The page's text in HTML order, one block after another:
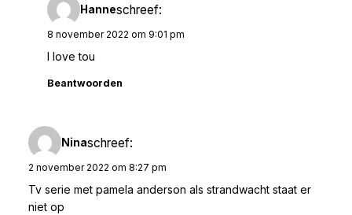
Hanneschreef:
8 november 2022 om 9:01 pm
I love tou
Beantwoorden
Ninaschreef:
2 november 2022 om 8:27 pm
Tv serie met pamela anderson als strandwacht staat er
niet op